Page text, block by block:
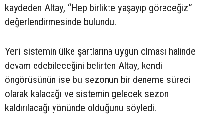
kaydeden Altay, “Hep birlikte yaşayıp göreceğiz”
değerlendirmesinde bulundu.
Yeni sistemin ülke şartlarına uygun olması halinde
devam edebileceğini belirten Altay, kendi
öngörüsünün ise bu sezonun bir deneme süreci
olarak kalacağı ve sistemin gelecek sezon
kaldırılacağı yönünde olduğunu söyledi.